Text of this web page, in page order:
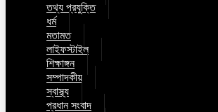
তথ্য প্রযুক্তি
ধর্ম
মতামত
লাইফস্টাইল
শিক্ষাঙ্গন
সম্পাদকীয়
স্বাস্থ্য
প্রধান সংবাদ